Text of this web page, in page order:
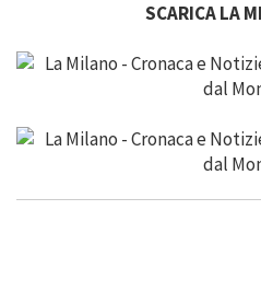
SCARICA LA